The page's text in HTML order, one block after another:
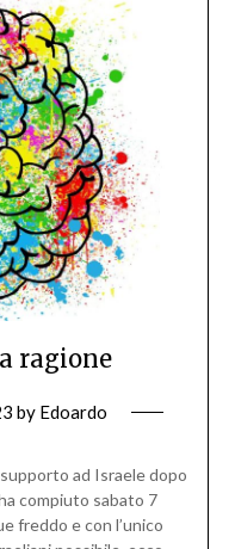
ragione
by Edoardo
ad Israele dopo
compiuto sabato 7
freddo e con l’unico